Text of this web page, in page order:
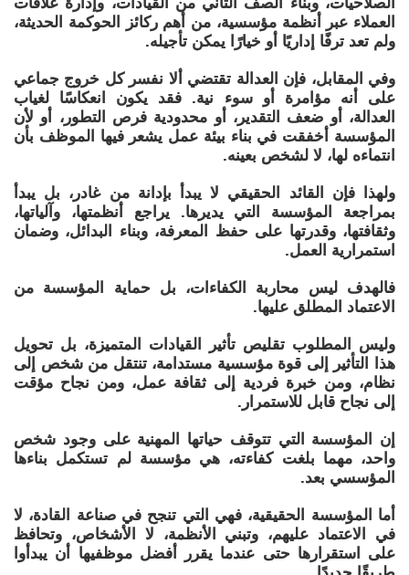
العملاء عبر أنظمة مؤسسية، من أهم ركائز الحوكمة الحديثة،
ولم تعد ترفًا إداريًا أو خيارًا يمكن تأجيله.
وفي المقابل، فإن العدالة تقتضي ألا نفسر كل خروج جماعي
على أنه مؤامرة أو سوء نية. فقد يكون انعكاسًا لغياب
العدالة، أو ضعف التقدير، أو محدودية فرص التطور، أو لأن
المؤسسة أخفقت في بناء بيئة عمل يشعر فيها الموظف بأن
انتماءه لها، لا لشخص بعينه.
ولهذا فإن القائد الحقيقي لا يبدأ بإدانة من غادر، بل يبدأ
بمراجعة المؤسسة التي يديرها. يراجع أنظمتها، وآلياتها،
وثقافتها، وقدرتها على حفظ المعرفة، وبناء البدائل، وضمان
استمرارية العمل.
فالهدف ليس محاربة الكفاءات، بل حماية المؤسسة من
الاعتماد المطلق عليها.
وليس المطلوب تقليص تأثير القيادات المتميزة، بل تحويل
هذا التأثير إلى قوة مؤسسية مستدامة، تنتقل من شخص إلى
نظام، ومن خبرة فردية إلى ثقافة عمل، ومن نجاح مؤقت
إلى نجاح قابل للاستمرار.
إن المؤسسة التي تتوقف حياتها المهنية على وجود شخص
واحد، مهما بلغت كفاءته، هي مؤسسة لم تستكمل بناءها
المؤسسي بعد.
أما المؤسسة الحقيقية، فهي التي تنجح في صناعة القادة، لا
في الاعتماد عليهم، وتبني الأنظمة، لا الأشخاص، وتحافظ
على استقرارها حتى عندما يقرر أفضل موظفيها أن يبدأوا